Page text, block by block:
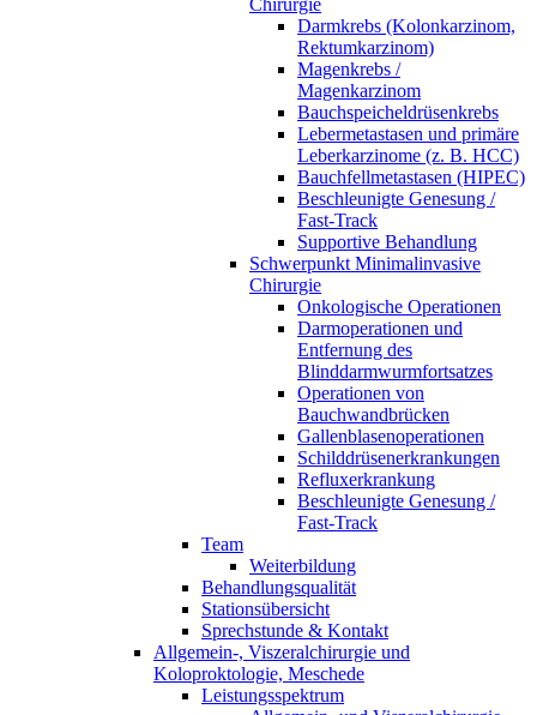
Chirurgie
Darmkrebs (Kolonkarzinom,
Rektumkarzinom)
Magenkrebs /
Magenkarzinom
Bauchspeicheldrüsenkrebs
Lebermetastasen und primäre
Leberkarzinome (z. B. HCC)
Bauchfellmetastasen (HIPEC)
Beschleunigte Genesung /
Fast-Track
Supportive Behandlung
Schwerpunkt Minimalinvasive
Chirurgie
Onkologische Operationen
Darmoperationen und
Entfernung des
Blinddarmwurmfortsatzes
Operationen von
Bauchwandbrücken
Gallenblasenoperationen
Schilddrüsenerkrankungen
Refluxerkrankung
Beschleunigte Genesung /
Fast-Track
Team
Weiterbildung
Behandlungsqualität
Stationsübersicht
Sprechstunde & Kontakt
Allgemein-, Viszeralchirurgie und
Koloproktologie, Meschede
Leistungsspektrum